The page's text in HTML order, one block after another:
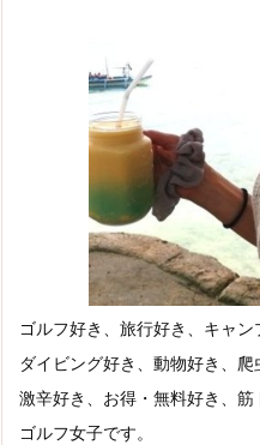
ゴルフ好き、旅行好き、キャン
ダイビング好き、動物好き、爬
激辛好き、お得・無料好き、筋
ゴルフ女子です。